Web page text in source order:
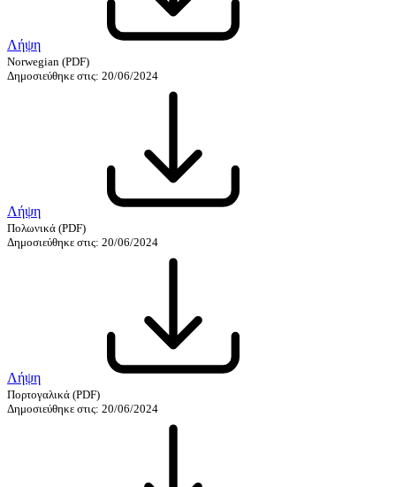
Λήψη
Norwegian (PDF)
Δημοσιεύθηκε στις: 20/06/2024
Λήψη
Πολωνικά (PDF)
Δημοσιεύθηκε στις: 20/06/2024
Λήψη
Πορτογαλικά (PDF)
Δημοσιεύθηκε στις: 20/06/2024